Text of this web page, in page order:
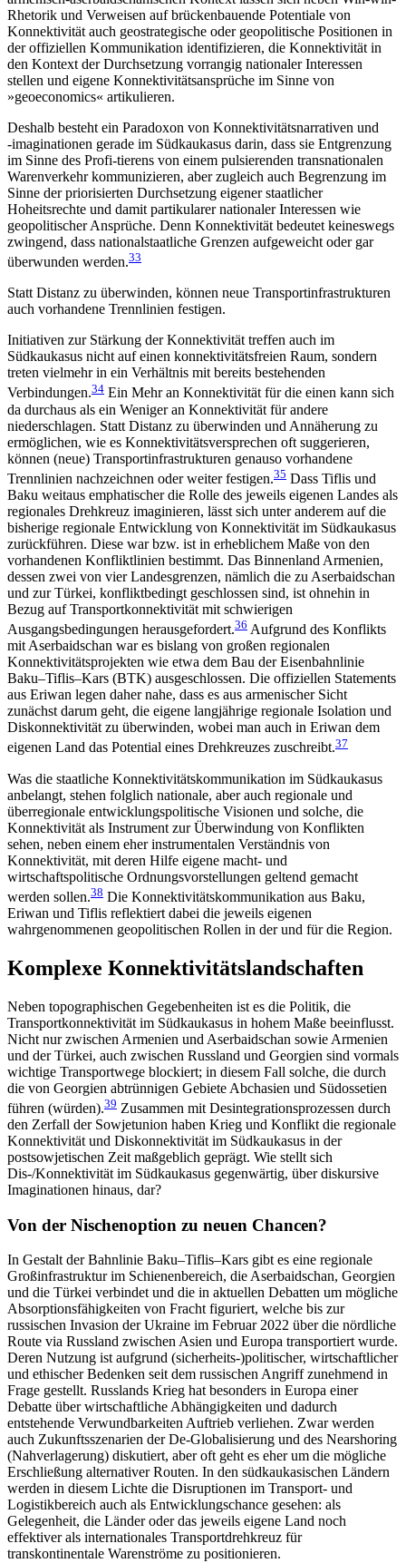
Rhetorik und Verweisen auf brückenbauende Potentiale von
Konnektivität auch geostrategische oder geopolitische Posi­tionen in
der offiziellen Kommunikation identifi­zieren, die Konnektivität in
den Kon­text der Durchsetzung vor­rangig nationaler Interessen
stellen und eigene Kon­nek­tivitätsansprüche im Sinne von
»geoeconomics« artikulieren.
Deshalb besteht ein Paradoxon von Konnektivitäts­narrativen und
‑imaginationen gerade im Südkaukasus darin, dass sie Entgrenzung
im Sinne des Profi-tierens von einem pulsierenden transnationalen
Warenverkehr kommunizieren, aber zugleich auch Begrenzung im
Sinne der priorisierten Durchsetzung eigener staatlicher
Hoheitsrechte und damit parti­kularer nationaler Interessen wie
geopolitischer An­sprüche. Denn Konnektivität bedeutet keineswegs
zwingend, dass nationalstaatliche Grenzen auf­geweicht oder gar
überwunden werden.33
Statt Distanz zu überwinden, können neue Transportinfrastrukturen
auch vorhandene Trennlinien festigen.
Initiativen zur Stärkung der Konnektivität treffen auch im
Südkaukasus nicht auf einen konnektivitätsfreien Raum, sondern
treten vielmehr in ein Verhält­nis mit bereits bestehenden
Verbindungen.34 Ein Mehr an Konnektivität für die einen kann sich
da durchaus als ein Weniger an Konnektivität für andere
niederschlagen. Statt Distanz zu überwinden und Annäherung zu
ermöglichen, wie es Konnektivitätsversprechen oft suggerieren,
können (neue) Transport­infrastrukturen genauso vorhandene
Trennlinien nachzeichnen oder weiter festigen.35 Dass Tiflis und
Baku weitaus emphatischer die Rolle des jeweils eigenen Landes als
regionales Drehkreuz imaginieren, lässt sich unter anderem auf die
bisherige regionale Entwicklung von Konnektivität im Südkaukasus
zurückführen. Diese war bzw. ist in erheblichem Maße von den
vorhandenen Konfliktlinien bestimmt. Das Binnenland Armenien,
dessen zwei von vier Landesgrenzen, nämlich die zu Aserbaidschan
und zur Türkei, konfliktbedingt geschlossen sind, ist ohnehin in
Bezug auf Transportkonnektivität mit schwierigen
Ausgangsbedingungen herausgefordert.36 Aufgrund des Konflikts
mit Aserbaidschan war es bislang von großen regionalen
Konnektivitätsprojekten wie etwa dem Bau der Eisenbahnlinie
Baku–Tiflis–Kars (BTK) ausgeschlossen. Die offiziellen Statements
aus Eriwan legen daher nahe, dass es aus armenischer Sicht
zunächst darum geht, die eigene langjährige regionale Isolation und
Diskonnektivität zu überwinden, wobei man auch in Eriwan dem
eigenen Land das Potential eines Drehkreuzes zuschreibt.37
Was die staatliche Konnektivitätskommunikation im Südkaukasus
anbelangt, stehen folglich nationale, aber auch regionale und
überregionale entwicklungs­politische Visionen und solche, die
Konnektivität als Instrument zur Überwindung von Konflikten
sehen, neben einem eher instrumentalen Verständnis von
Konnektivität, mit deren Hilfe eigene macht- und
wirtschaftspolitische Ordnungsvorstellungen geltend gemacht
werden sollen.38 Die Konnektivitätskommunikation aus Baku,
Eriwan und Tiflis reflektiert dabei die jeweils eigenen
wahrgenommenen geopolitischen Rollen in der und für die Region.
Komplexe Konnektivitätslandschaften
Neben topographischen Gegebenheiten ist es die Politik, die
Transportkonnektivität im Süd­kaukasus in hohem Maße beeinflusst.
Nicht nur zwischen Armenien und Aserbaidschan sowie Armenien
und der Türkei, auch zwischen Russland und Georgien sind vormals
wichtige Transportwege blockiert; in diesem Fall solche, die durch
die von Georgien ab­trünnigen Gebiete Abchasien und Südossetien
führen (würden).39 Zusammen mit Desintegrationsprozessen durch
den Zerfall der Sowjetunion haben Krieg und Konflikt die regionale
Konnektivität und Diskonnektivität im Südkaukasus in der
postsowjetischen Zeit maßgeblich geprägt. Wie stellt sich
Dis-/Konnektivität im Südkaukasus gegenwärtig, über diskursive
Imagi­nationen hinaus, dar?
Von der Nischenoption zu neuen Chancen?
In Gestalt der Bahnlinie Baku–Tiflis–Kars gibt es eine regionale
Großinfrastruktur im Schienenbereich, die Aserbaidschan, Georgien
und die Türkei verbindet und die in aktuellen Debatten um mögliche
Absorptionsfähigkeiten von Fracht figuriert, welche bis zur
russischen Invasion der Ukraine im Februar 2022 über die nördliche
Route via Russland zwischen Asien und Europa transportiert wurde.
Deren Nutzung ist aufgrund (sicherheits-)politischer, wirtschaftlicher
und ethischer Bedenken seit dem russischen Angriff zunehmend in
Frage gestellt. Russlands Krieg hat besonders in Europa einer
Debatte über wirtschaft­liche Abhängigkeiten und dadurch
entstehende Verwundbarkeiten Auftrieb verliehen. Zwar werden
auch Zukunftsszenarien der De-Globalisierung und des Nearshoring
(Nahverlagerung) diskutiert, aber oft geht es eher um die mögliche
Erschließung alternativer Routen. In den südkaukasischen Ländern
werden in diesem Lichte die Disruptionen im Transport- und
Logistikbereich auch als Entwicklungschance gesehen: als
Gelegenheit, die Länder oder das jeweils eigene Land noch
effektiver als internationales Transportdrehkreuz für
transkontinentale Warenströme zu positionieren.